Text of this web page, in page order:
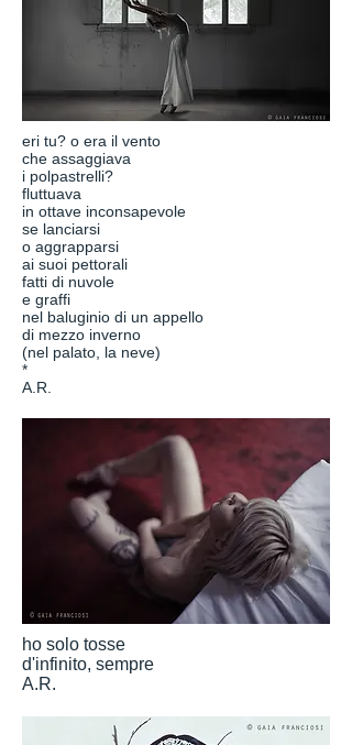
eri tu? o era il vento
che assaggiava
i polpastrelli?
fluttuava
in ottave inconsapevole
se lanciarsi
o aggrapparsi
ai suoi pettorali
fatti di nuvole
e graffi
nel baluginio di un appello
di mezzo inverno
(nel palato, la neve)
*
A.R.
ho solo tosse
d'infinito, sempre
A.R.